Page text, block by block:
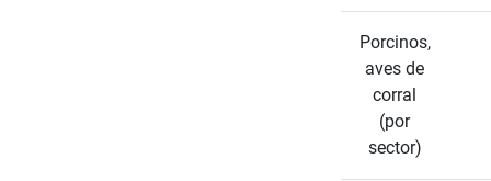
Porcinos,
aves de
corral
(por
sector)